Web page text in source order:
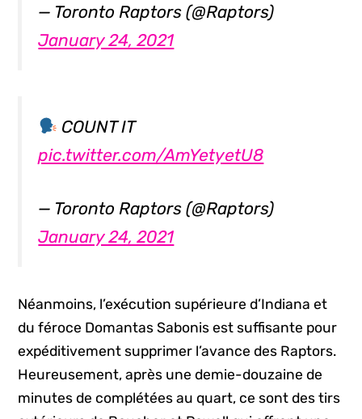
— Toronto Raptors (@Raptors)
January 24, 2021
COUNT IT
pic.twitter.com/AmYetyetU8
— Toronto Raptors (@Raptors)
January 24, 2021
Néanmoins, l’exécution supérieure d’Indiana et
du féroce Domantas Sabonis est suffisante pour
expéditivement supprimer l’avance des Raptors.
Heureusement, après une demie-douzaine de
minutes de complétées au quart, ce sont des tirs